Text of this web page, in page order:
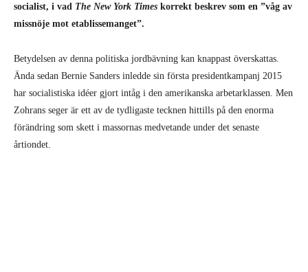
socialist, i vad The New York Times korrekt beskrev som en ”våg av
missnöje mot etablissemanget”.
Betydelsen av denna politiska jordbävning kan knappast överskattas.
Ända sedan Bernie Sanders inledde sin första presidentkampanj 2015
har socialistiska idéer gjort intåg i den amerikanska arbetarklassen. Men
Zohrans seger är ett av de tydligaste tecknen hittills på den enorma
förändring som skett i massornas medvetande under det senaste
årtiondet.